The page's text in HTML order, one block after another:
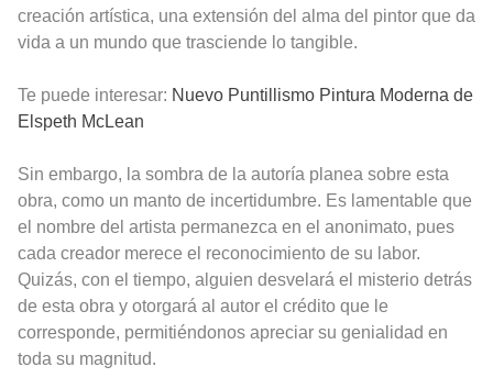
creación artística, una extensión del alma del pintor que da
vida a un mundo que trasciende lo tangible.
Te puede interesar: Nuevo Puntillismo Pintura Moderna de
Elspeth McLean
Sin embargo, la sombra de la autoría planea sobre esta
obra, como un manto de incertidumbre. Es lamentable que
el nombre del artista permanezca en el anonimato, pues
cada creador merece el reconocimiento de su labor.
Quizás, con el tiempo, alguien desvelará el misterio detrás
de esta obra y otorgará al autor el crédito que le
corresponde, permitiéndonos apreciar su genialidad en
toda su magnitud.